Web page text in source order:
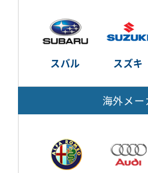
スバル スズキ
海外メー